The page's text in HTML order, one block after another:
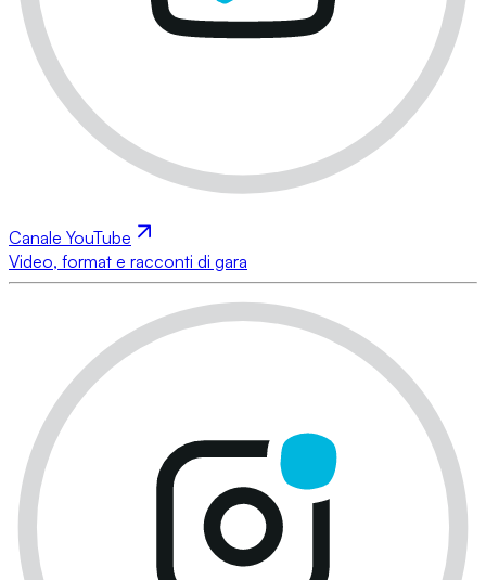
Canale YouTube
Video, format e racconti di gara